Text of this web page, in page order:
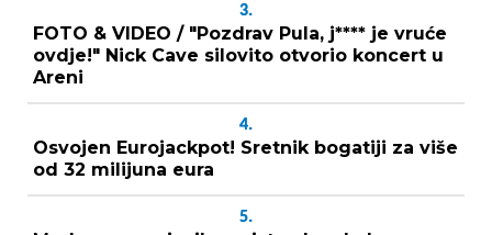
3.
FOTO & VIDEO / "Pozdrav Pula, j**** je vruće
ovdje!" Nick Cave silovito otvorio koncert u
Areni
4.
Osvojen Eurojackpot! Sretnik bogatiji za više
od 32 milijuna eura
5.